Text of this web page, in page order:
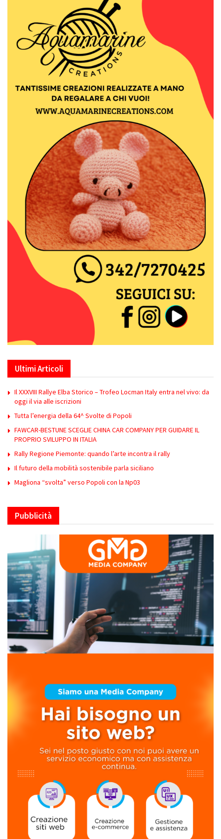
Ultimi Articoli
Il XXXVIII Rallye Elba Storico – Trofeo Locman Italy entra nel vivo: da
oggi il via alle iscrizioni
Tutta l’energia della 64^ Svolte di Popoli
FAWCAR-BESTUNE SCEGLIE CHINA CAR COMPANY PER GUIDARE IL
PROPRIO SVILUPPO IN ITALIA
Rally Regione Piemonte: quando l’arte incontra il rally
Il futuro della mobilità sostenibile parla siciliano
Magliona “svolta” verso Popoli con la Np03
Pubblicità